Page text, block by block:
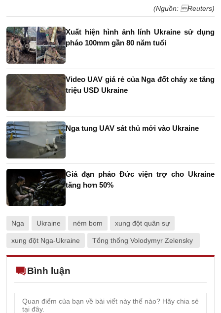
(Nguồn: Reuters)
Xuất hiện hình ảnh lính Ukraine sử dụng
pháo 100mm gần 80 năm tuổi
Video UAV giá rẻ của Nga đốt cháy xe tăng
triệu USD Ukraine
Nga tung UAV sát thủ mới vào Ukraine
Giá đạn pháo Đức viện trợ cho Ukraine
tăng hơn 50%
Nga Ukraine ném bom xung đột quân sự
xung đột Nga-Ukraine Tổng thống Volodymyr Zelensky
Bình luận